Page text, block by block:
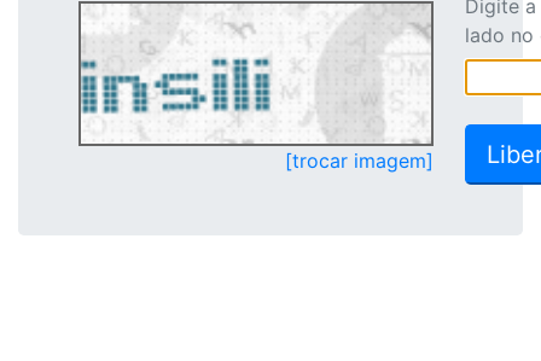
[trocar imagem]
Digite
lado no